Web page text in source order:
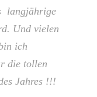
langjährige
Und vielen
ich
die tollen
Jahres !!!